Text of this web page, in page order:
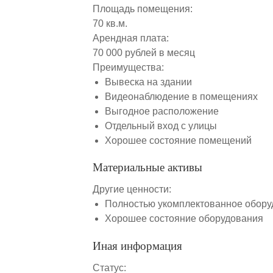
Площадь помещения:
70 кв.м.
Арендная плата:
70 000 рублей в месяц
Преимущества:
Вывеска на здании
Видеонаблюдение в помещениях
Выгодное расположение
Отдельный вход с улицы
Хорошее состояние помещений
Материальные активы
Другие ценности:
Полностью укомплектованное
Хорошее состояние оборудования
Иная информация
Статус: